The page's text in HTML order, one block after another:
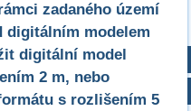
zadaného území
digitálním modelem
digitální model
2 m, nebo
s rozlišením 5